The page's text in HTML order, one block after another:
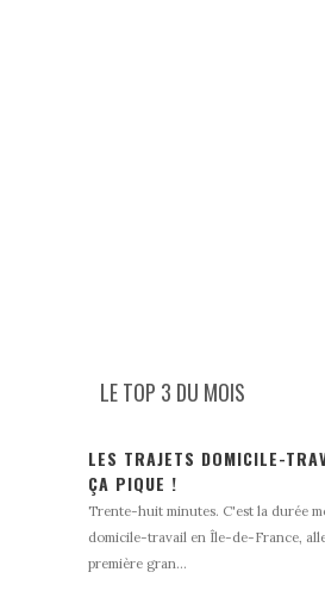
LE TOP 3 DU MOIS
LES TRAJETS DOMICILE-
ÇA PIQUE !
Trente-huit minutes. C'est la durée
domicile-travail en Île-de-France,
première gran...